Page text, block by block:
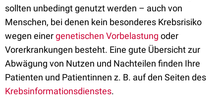
sollten unbedingt genutzt werden – auch von
Menschen, bei denen kein besonderes Krebsrisiko
wegen einergenetischen Vorbelastung oder
Vorerkrankungen besteht. Eine gute Übersicht zur
Abwägung von Nutzen und Nachteilen finden Ihre
Patienten und Patientinnen z. B. auf den Seiten des
Krebsinformationsdienstes.